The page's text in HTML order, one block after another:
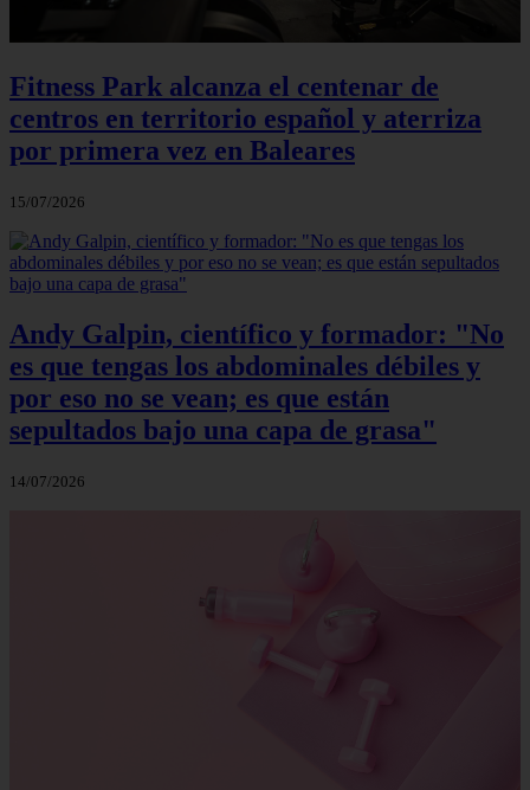
Fitness Park alcanza el centenar de
centros en territorio español y aterriza
por primera vez en Baleares
15/07/2026
Andy Galpin, científico y formador: "No
es que tengas los abdominales débiles y
por eso no se vean; es que están
sepultados bajo una capa de grasa"
14/07/2026